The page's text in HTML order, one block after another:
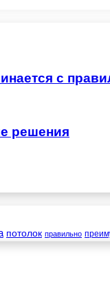
с
решения
потолок правильно